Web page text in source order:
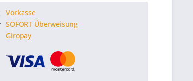
Vorkasse
SOFORT Überweisung
Giropay